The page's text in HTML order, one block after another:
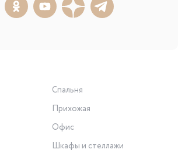
Спальня
Прихожая
Офис
Шкафы и стеллажи